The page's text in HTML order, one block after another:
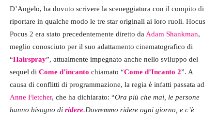
D’Angelo, ha dovuto scrivere la sceneggiatura con il compito di
riportare in qualche modo le tre star originali ai loro ruoli. Hocus
Pocus 2 era stato precedentemente diretto daAdam Shankman,
meglio conosciuto per il suo adattamento cinematografico di
“Hairspray”, attualmente impegnato anche nello sviluppo del
sequel di Come d’incanto chiamato “Come d’Incanto 2”. A
causa di conflitti di programmazione, la regia è infatti passata ad
Anne Fletcher, che ha dichiarato: “Ora più che mai, le persone
hanno bisogno di ridere.Dovremmo ridere ogni giorno, e c’è